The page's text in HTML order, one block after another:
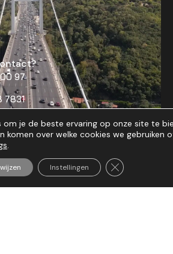
97
7831
om je de beste ervaring op onze site te
komen over welke cookies we gebruiken
.
Instellingen Sluit AVG/